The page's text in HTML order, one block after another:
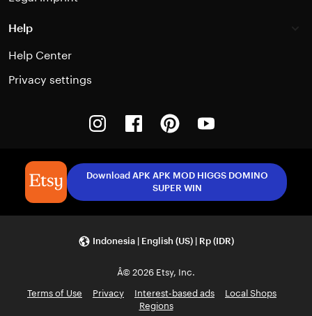
Help
Help Center
Privacy settings
InstagramFacebookPinterest
Download APK APK MOD HIGGS DOMINO
SUPER WIN
Indonesia | English (US) | Rp (IDR)
Â© 2026 Etsy, Inc.
Terms of Use
Privacy Interest-based ads
Local Shops
Regions